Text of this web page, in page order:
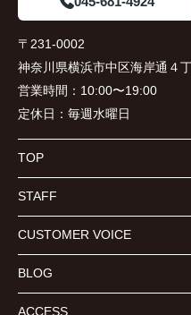
〒231-0002
神奈川県横浜市中区海岸通４
営業時間： 10:00〜19:00
定休日： 毎週水曜日
TOP
STAFF
CUSTOMER VOICE
BLOG
ACCESS